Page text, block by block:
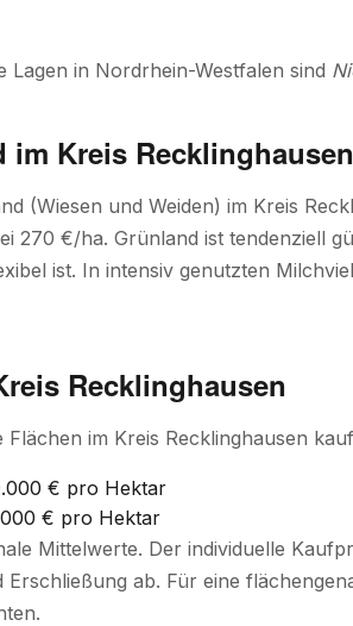
Lagen in Nordrhein-Westfalen sind
im Kreis Recklinghausen
(Wiesen und Weiden) im Kreis
270 €/ha. Grünland ist tendenziell
ist. In intensiv genutzten
Recklinghausen
im Kreis Recklinghausen
€ pro Hektar
€ pro Hektar
Mittelwerte. Der individuelle
Erschließung ab. Für eine